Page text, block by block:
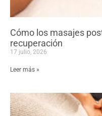
Cómo los masajes
recuperación
17 julio, 2026
Leer más »